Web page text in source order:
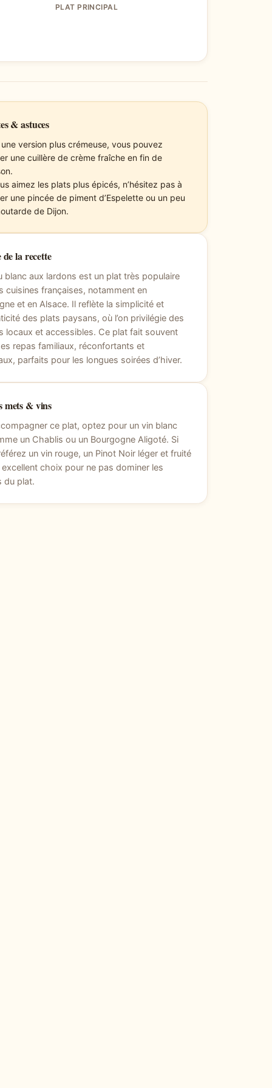
PLAT PRINCIPAL
& astuces
version plus crémeuse, vous pouvez
une cuillère de crème fraîche en fin de
aimez les plats plus épicés, n’hésitez pas à
une pincée de piment d’Espelette ou un peu
de Dijon.
la recette
blanc aux lardons est un plat très populaire
cuisines françaises, notamment en
et en Alsace. Il reflète la simplicité et
des plats paysans, où l’on privilégie des
locaux et accessibles. Ce plat fait souvent
repas familiaux, réconfortants et
parfaits pour les longues soirées d’hiver.
mets & vins
ce plat, optez pour un vin blanc
un Chablis ou un Bourgogne Aligoté. Si
un vin rouge, un Pinot Noir léger et fruité
excellent choix pour ne pas dominer les
du plat.